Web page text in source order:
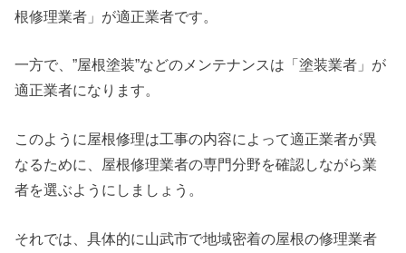
根修理業者」が適正業者です。
一方で、”屋根塗装”などのメンテナンスは「塗装業者」が
適正業者になります。
このように屋根修理は工事の内容によって適正業者が異
なるために、屋根修理業者の専門分野を確認しながら業
者を選ぶようにしましょう。
それでは、具体的に山武市で地域密着の屋根の修理業者